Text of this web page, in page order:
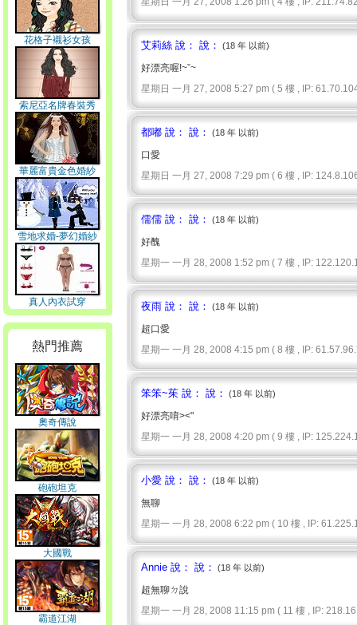
花格子襯衫女孩
索尼亞名牌春裝秀
華麗富貴金色婚紗
雪地求婚-夢幻婚紗
真人內衣試穿
熱門推薦
奧奇傳說
砲砲坦克
大國戰
霸道江湖
艾莉絲 說： 說： (18 年 以前)
好漂亮喔!~ˇ~
星期日 一月 27, 2008 5:27 pm ( 5 樓 , IP:
都嘟 說： 說： (18 年 以前)
口愛
星期日 一月 27, 2008 7:29 pm ( 6 樓 , IP:
儒儒 說： 說： (18 年 以前)
好醜
星期一 一月 28, 2008 1:52 pm ( 7 樓 , IP:
夜雨 說： 說： (18 年 以前)
超口愛
星期一 一月 28, 2008 4:15 pm ( 8 樓 , IP:
笨笨~茱 說： 說： (18 年 以前)
好漂亮唷><"
星期一 一月 28, 2008 4:20 pm ( 9 樓 , IP:
小愛 說： 說： (18 年 以前)
無聊
星期一 一月 28, 2008 6:22 pm ( 10 樓 , IP:
Annie 說： 說： (18 年 以前)
超無聊ㄉ說
星期一 一月 28, 2008 11:15 pm ( 11 樓 , IP: